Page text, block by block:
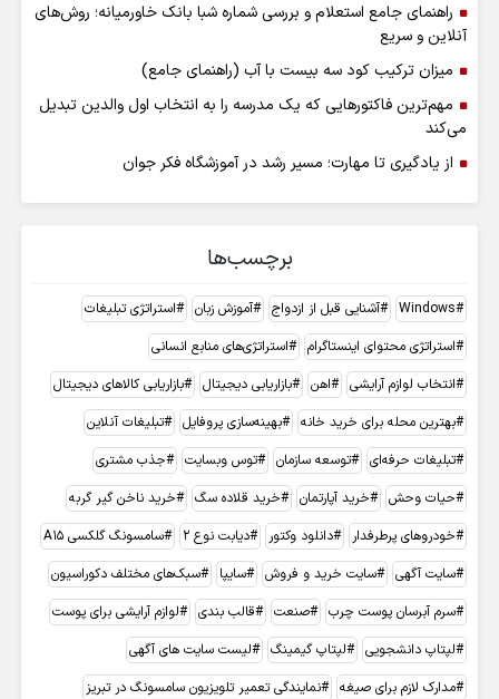
راهنمای جامع استعلام و بررسی شماره شبا بانک خاورمیانه؛ روش‌های
آنلاین و سریع
میزان ترکیب کود سه بیست با آب (راهنمای جامع)
مهم‌ترین فاکتورهایی که یک مدرسه را به انتخاب اول والدین تبدیل
می‌کند
از یادگیری تا مهارت؛ مسیر رشد در آموزشگاه فکر جوان
برچسب‌ها
Windows آشنایی قبل از ازدواج آموزش زبان
استراتژی تبلیغات
استراتژی محتوای اینستاگرام
استراتژی‌های منابع انسانی
انتخاب لوازم آرایشی
اهن بازاریابی دیجیتال
بازاریابی کالاهای دیجیتال
بهترین محله برای خرید خانه
بهینه‌سازی پروفایل
تبلیغات آنلاین
تبلیغات حرفه‌ای
توسعه سازمان توس وبسایت
جذب مشتری
حیات وحش
خرید آپارتمان خرید قلاده سگ
خرید ناخن گیر گربه
خودروهای پرطرفدار
دانلود وکتور دیابت نوع ۲
سامسونگ گلکسی A15
سایت آگهی
سایت خرید و فروش سایپا
سبک‌های مختلف دکوراسیون
سرم آبرسان پوست چرب
صنعت قالب بندی
لوازم آرایشی برای پوست
لپتاپ دانشجویی
لپتاپ گیمینگ
لیست سایت های آگهی
مدارک لازم برای صیغه
نمایندگی تعمیر تلویزیون سامسونگ در تبریز